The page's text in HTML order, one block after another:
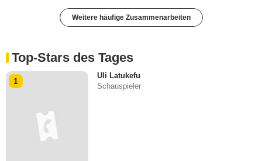
Weitere häufige Zusammenarbeiten
Top-Stars des Tages
1
Uli Latukefu
Schauspieler